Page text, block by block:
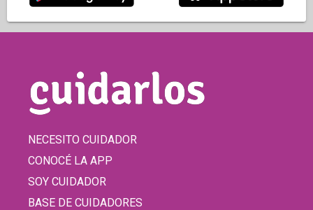
NECESITO CUIDADOR
CONOCÉ LA APP
SOY CUIDADOR
BASE DE CUIDADORES